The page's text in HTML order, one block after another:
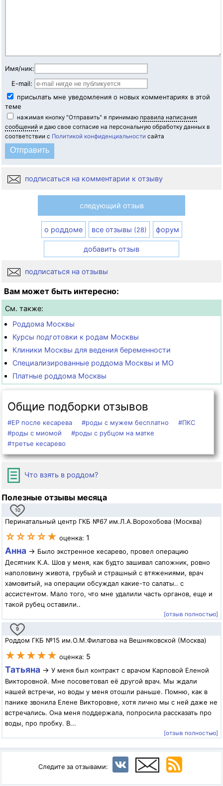
Имя/ник:
E-mail:
присылать мне уведомления о новых комментариях в этой
теме
нажимая кнопку "Отправить" я принимаю правила написания
сообщений и даю свое согласие на персональную обработку данных в
соответствии с Политикой конфиденциальности сайта
подписаться на комментарии к отзыву
следующий отзыв
о роддоме все отзывы (28) форум
добавить отзыв
подписаться на отзывы
Вам может быть интересно:
См. также:
Роддома Москвы
Курсы подготовки к родам Москвы
Клиники Москвы для ведения беременности
Специализированные роддома Москвы и МО
Платные роддома Москвы
Общие подборки отзывов
#ЕР после кесарева #роды с мужем бесплатно
#ПКС
#роды с миомой
#роды с рубцом на матке
#третье кесарево
Что взять в роддом?
Полезные отзывы месяца
10
Перинатальный центр ГКБ №67 им.Л.А.Ворохобова (Москва)
☆☆☆☆★ оценка: 1
Анна → Было экстренное кесарево, провел операцию
Десятник К.А. Шов у меня, как будто зашивал сапожник, ровно
наполовину живота, грубый и страшный с втяжениями, врач
хамовитый, на операции обсуждал какие-то салаты.. с
ассистентом. Мало того, что мне удалили часть органов, еще и
такой рубец оставили..
[отзыв полностью]
9
Роддом ГКБ №15 им.О.М.Филатова на Вешняковской (Москва)
★★★★★ оценка: 5
Татьяна → У меня был контракт с врачом Карповой Еленой
Викторовной. Мне посоветовал её другой врач. Мы ждали
нашей встречи, но воды у меня отошли раньше. Помню, как в
панике звонила Елене Викторовне, хотя лично мы с ней даже не
встречались. Она меня поддержала, попросила рассказать про
воды, про пробку. В...
[отзыв полностью]
Следите за отзывами: